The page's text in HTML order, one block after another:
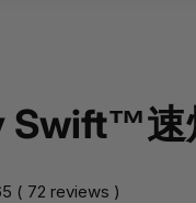
Swift™速
( 72 reviews )